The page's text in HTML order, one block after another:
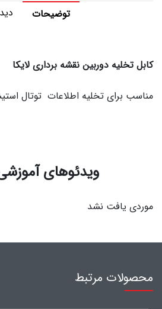
توضیحات
کابل تخلیه دوربین نقشه برداری لایکا
مناسب برای تخلیه اطلاعات توتال
ویدئوهای
موردی یافت نشد
محصولات مرتبط